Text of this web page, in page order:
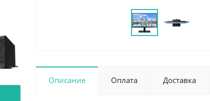
Описание Оплата Доставка